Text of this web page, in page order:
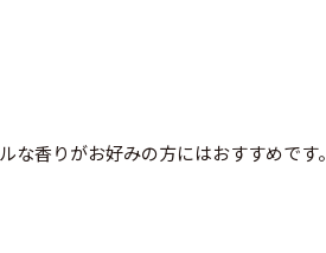
香りがお好みの方にはおすすめです。